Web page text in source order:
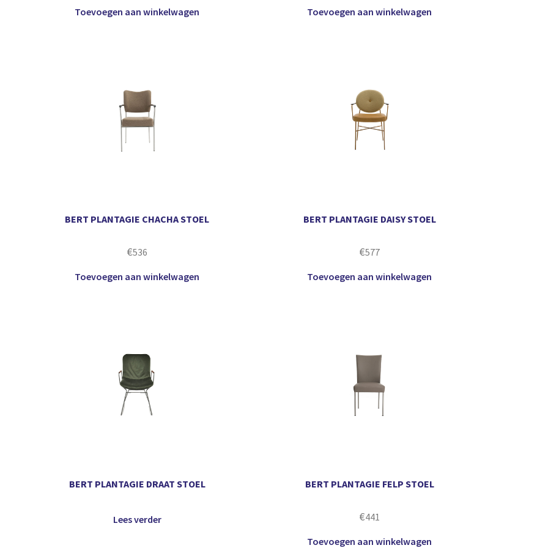
Toevoegen aan winkelwagen Toevoegen aan winkelwagen
BERT PLANTAGIE CHACHA STOEL
€536
Toevoegen aan winkelwagen
BERT PLANTAGIE DAISY STOEL
€577
Toevoegen aan winkelwagen
BERT PLANTAGIE DRAAT STOEL
Lees verder
BERT PLANTAGIE FELP STOEL
€441
Toevoegen aan winkelwagen